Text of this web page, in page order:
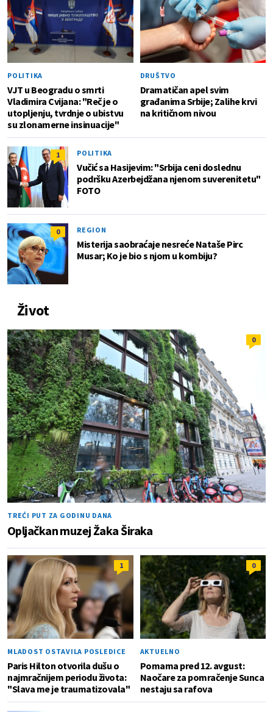
POLITIKA
VJT u Beogradu o smrti
Vladimira Cvijana: "Reč je o
utopljenju, tvrdnje o ubistvu
su zlonamerne insinuacije"
DRUŠTVO
Dramatičan apel svim
građanima Srbije; Zalihe krvi
na kritičnom nivou
1 POLITIKA
Vučić sa Hasijevim: "Srbija ceni doslednu
podršku Azerbejdžana njenom suverenitetu"
FOTO
0 REGION
Misterija saobraćaje nesreće Nataše Pirc
Musar; Ko je bio s njom u kombiju?
Život
0
TREĆI PUT ZA GODINU DANA
Opljačkan muzej Žaka Širaka
1
MLADOST OSTAVILA POSLEDICE
Paris Hilton otvorila dušu o
najmračnijem periodu života:
"Slava me je traumatizovala"
0
AKTUELNO
Pomama pred 12. avgust:
Naočare za pomračenje Sunca
nestaju sa rafova